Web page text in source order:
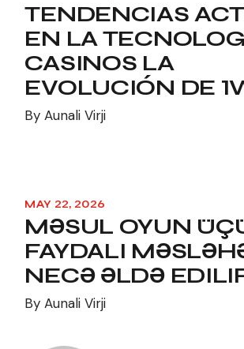
TENDENCIAS
EN LA
CASINOS LA
EVOLUCIÓN DE
By Aunali Virji
MAY 22, 2026
MƏSUL OYUN
FAYDALI
NECƏ ƏLDƏ
By Aunali Virji